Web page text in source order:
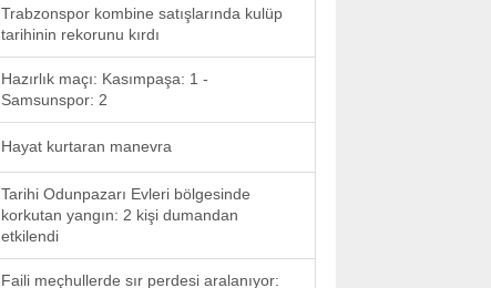
Trabzonspor kombine satışlarında kulüp
tarihinin rekorunu kırdı
Hazırlık maçı: Kasımpaşa: 1 -
Samsunspor: 2
Hayat kurtaran manevra
Tarihi Odunpazarı Evleri bölgesinde
korkutan yangın: 2 kişi dumandan
etkilendi
Faili meçhullerde sır perdesi aralanıyor: